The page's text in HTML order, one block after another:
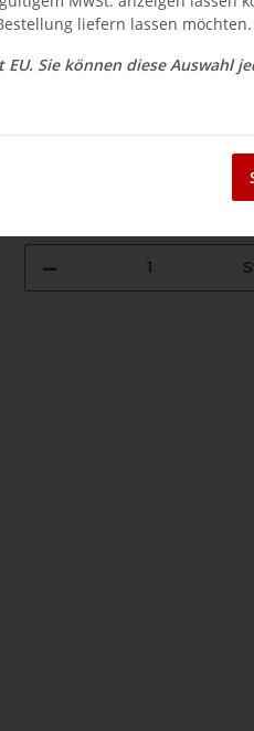
$ 23.79
inkl. 19% USt. , zzgl.Versand
(DE -
liefern lassen möchten.
Sie können diese Auswahl